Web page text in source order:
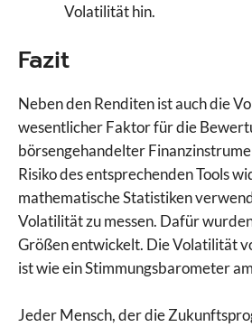
Volatilität hin.
Fazit
Neben den Renditen ist auch die
wesentlicher Faktor für die
börsengehandelter
Risiko des entsprechenden Tools
mathematische Statistiken
Volatilität zu messen. Dafür
Größen entwickelt. Die Volatilität
ist wie ein Stimmungsbarometer
Jeder Mensch, der die